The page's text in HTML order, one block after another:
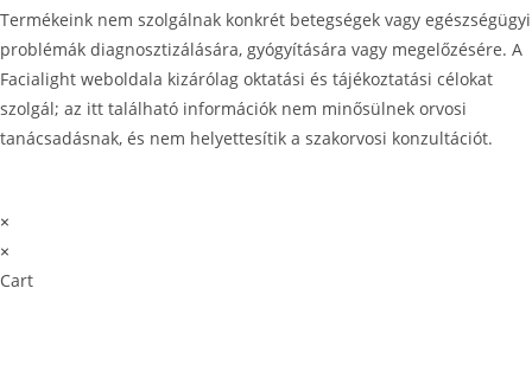
Termékeink nem szolgálnak konkrét betegségek vagy egészségügyi
problémák diagnosztizálására, gyógyítására vagy megelőzésére. A
Facialight weboldala kizárólag oktatási és tájékoztatási célokat
szolgál; az itt található információk nem minősülnek orvosi
tanácsadásnak, és nem helyettesítik a szakorvosi konzultációt.
×
×
Cart